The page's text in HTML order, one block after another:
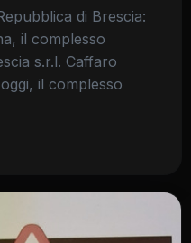
di Brescia:
il complesso
s.r.l. Caffaro
il complesso